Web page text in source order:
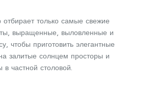
только самые свежие
выращенные, выловленные и
чтобы приготовить элегантные
залитые солнцем просторы и
частной столовой.